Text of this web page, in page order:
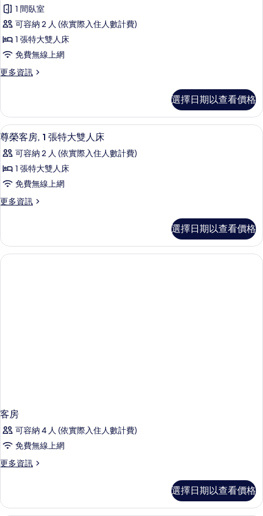
的
所
有
相
片
人
床
(High
Floor)
的
詳
情
房,
1
張
特
大
人
床
的
所
有
相
片
1 間臥室
可容納 2 人 (依實際入住人數計費)
1 張特大雙人床
免費無線上網
更多資訊
更
1
張
特
大
雙
人
的
詳
情
選擇日期以查看價格
顯
示
尊
榮
房,
張
特
尊榮客房, 1 張特大雙人床 | 免費迷你
7
尊榮客房, 1 張特大雙人床
可容納 2 人 (依實際入住人數計費)
1 張特大雙人床
免費無線上網
更多資訊
更
客
房,
1
選擇日期以查看價格
客房
可容納 4 人 (依實際入住人數計費)
免費無線上網
更多資訊
更
的
選擇日期以查看價格